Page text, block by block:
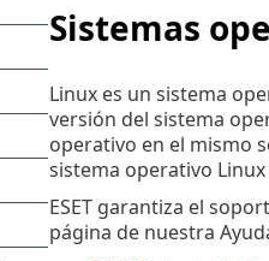
Sistemas
Linux es un sistema
versión del sistema
operativo en el mismo
sistema operativo
ESET garantiza el
página de nuestra